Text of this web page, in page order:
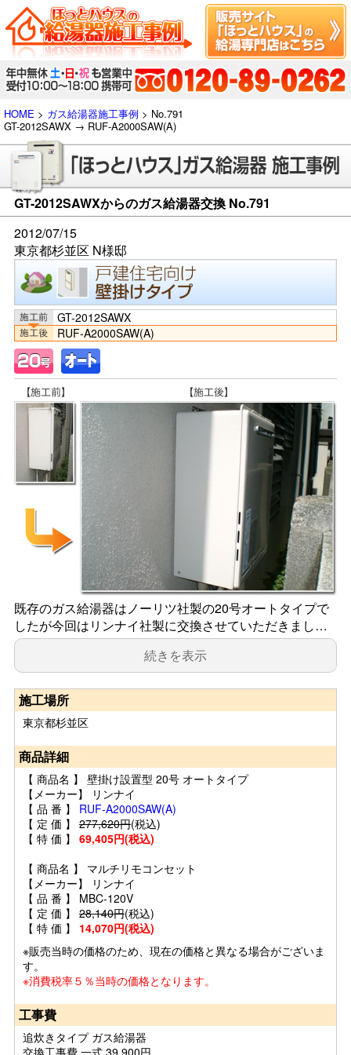
HOME > ガス給湯器施工事例 > No.791
GT-2012SAWX → RUF-A2000SAW(A)
GT-2012SAWXからのガス給湯器交換 No.791
2012/07/15
東京都杉並区 N様邸
GT-2012SAWX
RUF-A2000SAW(A)
既存のガス給湯器はノーリツ社製の20号オートタイプで
したが今回はリンナイ社製に交換させていただきまし…
続きを表示
施工場所
東京都杉並区
商品詳細
【 商品名 】 壁掛け設置型 20号 オートタイプ
【メーカー】 リンナイ
【 品 番 】 RUF-A2000SAW(A)
【 定 価 】 277,620円(税込)
【 特 価 】 69,405円(税込)
【 商品名 】 マルチリモコンセット
【メーカー】 リンナイ
【 品 番 】 MBC-120V
【 定 価 】 28,140円(税込)
【 特 価 】 14,070円(税込)
※販売当時の価格のため、現在の価格と異なる場合がございま
す。
※消費税率５％当時の価格となります。
工事費
追炊きタイプ ガス給湯器